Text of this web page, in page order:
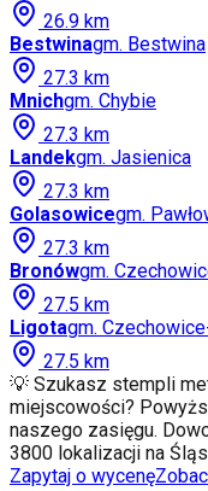
26.9 km
Bestwinagm. Bestwina
27.3 km
Mnichgm. Chybie
27.3 km
Landekgm. Jasienica
27.3 km
Golasowicegm.
27.3 km
Bronówgm.
27.5 km
Ligotagm.
27.5 km
💡 Szukasz stempli
miejscowości?
naszego zasięgu.
3800 lokalizacji na
Zapytaj o wycenę